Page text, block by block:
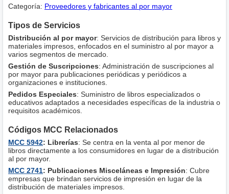
Categoría: Proveedores y fabricantes al por mayor
Tipos de Servicios
Distribución al por mayor: Servicios de distribución para libros y
materiales impresos, enfocados en el suministro al por mayor a
varios segmentos de mercado.
Gestión de Suscripciones: Administración de suscripciones al
por mayor para publicaciones periódicas y periódicos a
organizaciones e instituciones.
Pedidos Especiales: Suministro de libros especializados o
educativos adaptados a necesidades específicas de la industria o
requisitos académicos.
Códigos MCC Relacionados
MCC 5942: Librerías: Se centra en la venta al por menor de
libros directamente a los consumidores en lugar de a distribución
al por mayor.
MCC 2741: Publicaciones Misceláneas e Impresión: Cubre
empresas que brindan servicios de impresión en lugar de la
distribución de materiales impresos.